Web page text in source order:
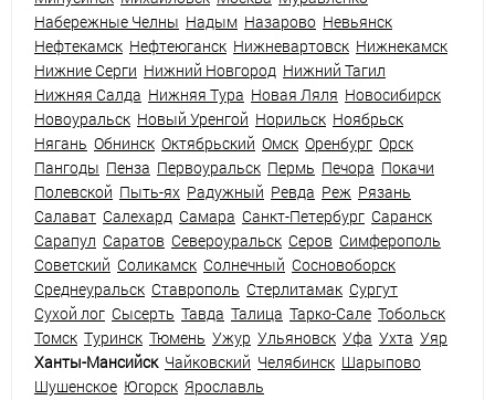
Набережные Челны Надым Назарово Невьянск
Нефтекамск Нефтеюганск Нижневартовск Нижнекамск
Нижние Серги Нижний Новгород Нижний Тагил
Нижняя Салда Нижняя Тура Новая Ляля Новосибирск
Новоуральск Новый Уренгой Норильск Ноябрьск
Нягань Обнинск Октябрьский Омск Оренбург Орск
Пангоды Пенза Первоуральск Пермь Печора Покачи
Полевской Пыть-ях Радужный Ревда Реж Рязань
Салават Салехард Самара Санкт-Петербург Саранск
Сарапул Саратов Североуральск Серов Симферополь
Советский Соликамск Солнечный Сосновоборск
Среднеуральск Ставрополь Стерлитамак Сургут
Сухой лог Сысерть Тавда Талица Тарко-Сале Тобольск
Томск Туринск Тюмень Ужур Ульяновск Уфа Ухта Уяр
Ханты-Мансийск Чайковский Челябинск Шарыпово
Шушенское Югорск Ярославль